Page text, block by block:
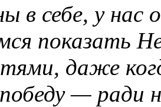
в себе, у нас
показать
даже
— ради